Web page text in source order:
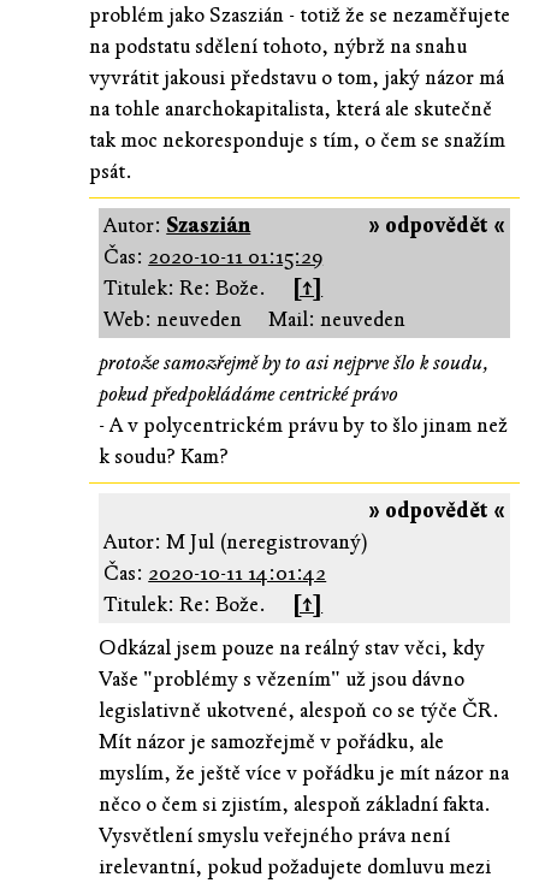
problém jako Szaszián - totiž že se nezaměřujete
na podstatu sdělení tohoto, nýbrž na snahu
vyvrátit jakousi představu o tom, jaký názor má
na tohle anarchokapitalista, která ale skutečně
tak moc nekoresponduje s tím, o čem se snažím
psát.
» odpovědět «
Autor: Szaszián
Čas: 2020-10-11 01:15:29
Titulek: Re: Bože.
[↑]
Web: neuveden
Mail: neuveden
protože samozřejmě by to asi nejprve šlo k soudu,
pokud předpokládáme centrické právo
- A v polycentrickém právu by to šlo jinam než
k soudu? Kam?
» odpovědět «
Autor: M Jul (neregistrovaný)
Čas: 2020-10-11 14:01:42
Titulek: Re: Bože.
[↑]
Odkázal jsem pouze na reálný stav věci, kdy
Vaše "problémy s vězením" už jsou dávno
legislativně ukotvené, alespoň co se týče ČR.
Mít názor je samozřejmě v pořádku, ale
myslím, že ještě více v pořádku je mít názor na
něco o čem si zjistím, alespoň základní fakta.
Vysvětlení smyslu veřejného práva není
irelevantní, pokud požadujete domluvu mezi